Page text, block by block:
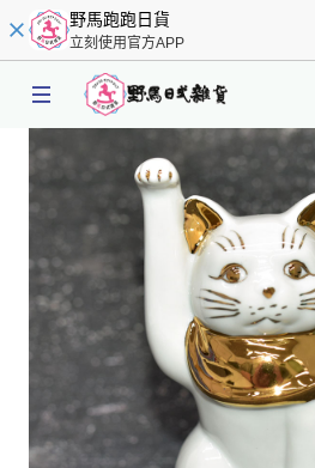
野馬跑跑日貨
立刻使用官方APP